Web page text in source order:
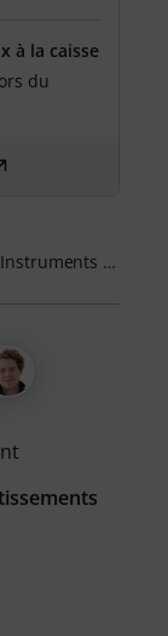
à la caisse
du
Dans Graisses & Huiles pour Instruments à Vent